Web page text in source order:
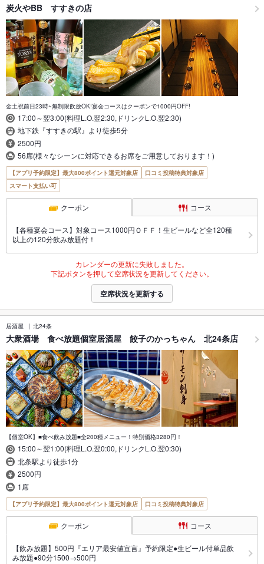
炭火やBB すすきの店
金土祝前日23時~無制限飲放OK!宴会コースはクーポンで1000円OFF!
17:00～翌3:00(料理L.O.翌2:30,ドリンクL.O.翌2:30)
地下鉄『すすきの駅』より徒歩5分
2500円
56席(様々なシーンに対応できるお席をご用意しております！)
【アプリ予約限定】最大800ポイント還元対象店
口コミ投稿特典対象店
スマート支払い可
クーポン コース
【各種宴会コース】対象コース1000円ＯＦＦ！生ビールなど全120種
以上の120分飲み放題付！
カレンダーの更新に失敗しました。
下記ボタンを押して空席状況を更新してください。
空席状況を更新する
居酒屋 北24条
大衆酒場 食べ放題個室居酒屋 餃子のかっちゃん 北24条店
【個室OK】■食べ飲み放題■全200種メニュー！特別価格3280円！
15:00～翌1:00(料理L.O.翌0:00,ドリンクL.O.翌0:30)
北条駅より徒歩1分
2500円
1席
【アプリ予約限定】最大800ポイント還元対象店 口コミ投稿特典対象店
クーポン コース
【飲み放題】500円『エリア最安値宣言』予約限定●生ビール付単品飲
み放題●90分1500→500円